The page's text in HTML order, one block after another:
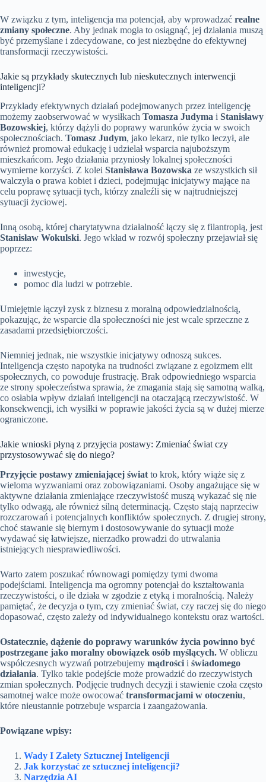
W związku z tym, inteligencja ma potencjał, aby wprowadzać realne
zmiany społeczne. Aby jednak mogła to osiągnąć, jej działania muszą
być przemyślane i zdecydowane, co jest niezbędne do efektywnej
transformacji rzeczywistości.
Jakie są przykłady skutecznych lub nieskutecznych interwencji
inteligencji?
Przykłady efektywnych działań podejmowanych przez inteligencję
możemy zaobserwować w wysiłkach Tomasza Judyma i Stanisławy
Bozowskiej, którzy dążyli do poprawy warunków życia w swoich
społecznościach. Tomasz Judym, jako lekarz, nie tylko leczył, ale
również promował edukację i udzielał wsparcia najuboższym
mieszkańcom. Jego działania przyniosły lokalnej społeczności
wymierne korzyści. Z kolei Stanisława Bozowska ze wszystkich sił
walczyła o prawa kobiet i dzieci, podejmując inicjatywy mające na
celu poprawę sytuacji tych, którzy znaleźli się w najtrudniejszej
sytuacji życiowej.
Inną osobą, której charytatywna działalność łączy się z filantropią, jest
Stanisław Wokulski. Jego wkład w rozwój społeczny przejawiał się
poprzez:
inwestycje,
pomoc dla ludzi w potrzebie.
Umiejętnie łączył zysk z biznesu z moralną odpowiedzialnością,
pokazując, że wsparcie dla społeczności nie jest wcale sprzeczne z
zasadami przedsiębiorczości.
Niemniej jednak, nie wszystkie inicjatywy odnoszą sukces.
Inteligencja często napotyka na trudności związane z egoizmem elit
społecznych, co powoduje frustrację. Brak odpowiedniego wsparcia
ze strony społeczeństwa sprawia, że zmagania stają się samotną walką,
co osłabia wpływ działań inteligencji na otaczającą rzeczywistość. W
konsekwencji, ich wysiłki w poprawie jakości życia są w dużej mierze
ograniczone.
Jakie wnioski płyną z przyjęcia postawy: Zmieniać świat czy
przystosowywać się do niego?
Przyjęcie postawy zmieniającej świat to krok, który wiąże się z
wieloma wyzwaniami oraz zobowiązaniami. Osoby angażujące się w
aktywne działania zmieniające rzeczywistość muszą wykazać się nie
tylko odwagą, ale również silną determinacją. Często stają naprzeciw
rozczarowań i potencjalnych konfliktów społecznych. Z drugiej strony,
choć stawanie się biernym i dostosowywanie do sytuacji może
wydawać się łatwiejsze, nierzadko prowadzi do utrwalania
istniejących niesprawiedliwości.
Warto zatem poszukać równowagi pomiędzy tymi dwoma
podejściami. Inteligencja ma ogromny potencjał do kształtowania
rzeczywistości, o ile działa w zgodzie z etyką i moralnością. Należy
pamiętać, że decyzja o tym, czy zmieniać świat, czy raczej się do niego
dopasować, często zależy od indywidualnego kontekstu oraz wartości.
Ostatecznie, dążenie do poprawy warunków życia powinno być
postrzegane jako moralny obowiązek osób myślących. W obliczu
współczesnych wyzwań potrzebujemy mądrości i świadomego
działania. Tylko takie podejście może prowadzić do rzeczywistych
zmian społecznych. Podjęcie trudnych decyzji i stawienie czoła często
samotnej walce może owocować transformacjami w otoczeniu,
które nieustannie potrzebuje wsparcia i zaangażowania.
Powiązane wpisy:
Wady I Zalety Sztucznej Inteligencji
Jak korzystać ze sztucznej inteligencji?
Narzędzia AI